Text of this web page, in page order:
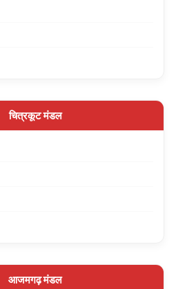
चित्रकूट मंडल
आजमगढ़ मंडल